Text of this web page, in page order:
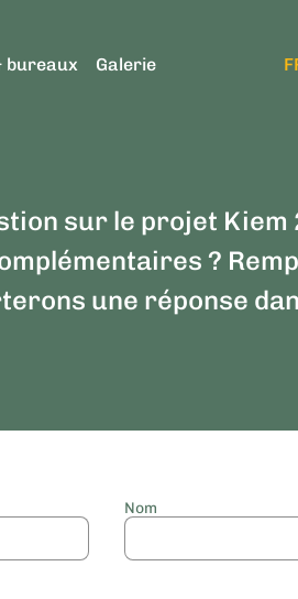
bureaux Galerie
sur le projet Kiem
?
une réponse
Nom